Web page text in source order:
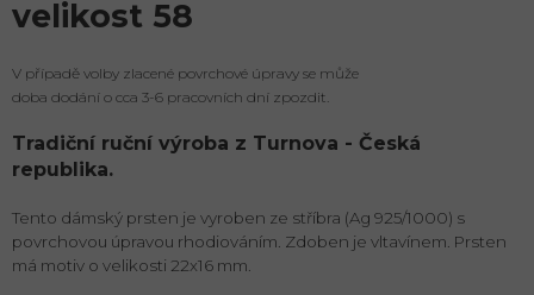
velikost 58
V případě volby zlacené povrchové úpravy se může
doba dodání o cca 3-6 pracovních dní zpozdit.
Tradiční ruční výroba z Turnova - Česká
republika.
Tento dámský prsten je vyroben ze stříbra (Ag 925/1000) s
povrchovou úpravou rhodiováním. Zdoben je vltavínem. Prsten
má motiv o velikosti 22x16 mm.